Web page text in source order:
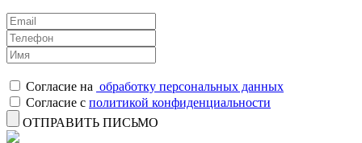
Согласие на обработку персональных данных
Согласие с политикой конфиденциальности
ОТПРАВИТЬ ПИСЬМО